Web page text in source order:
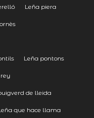
Leña piera
Leña pontons
de lleida
que hace llama